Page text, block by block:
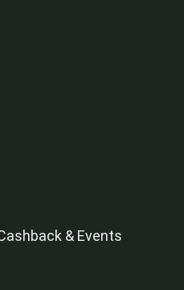
& Events